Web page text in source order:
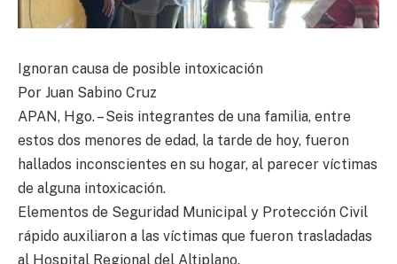
Ignoran causa de posible intoxicación
Por Juan Sabino Cruz
APAN, Hgo. – Seis integrantes de una familia, entre
estos dos menores de edad, la tarde de hoy, fueron
hallados inconscientes en su hogar, al parecer víctimas
de alguna intoxicación.
Elementos de Seguridad Municipal y Protección Civil
rápido auxiliaron a las víctimas que fueron trasladadas
al Hospital Regional del Altiplano.